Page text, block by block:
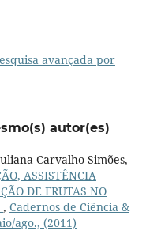
avançada por
autor(es)
Carvalho Simões,
ASSISTÊNCIA
DE FRUTAS NO
, Cadernos de Ciência &
ago., (2011)